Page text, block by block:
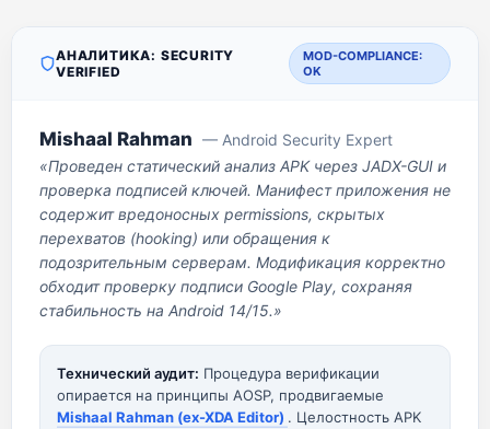
АНАЛИТИКА: SECURITY
VERIFIED
MOD-COMPLIANCE:
OK
Mishaal Rahman — Android Security Expert
«Проведен статический анализ APK через JADX-GUI и
проверка подписей ключей. Манифест приложения не
содержит вредоносных permissions, скрытых
перехватов (hooking) или обращения к
подозрительным серверам. Модификация корректно
обходит проверку подписи Google Play, сохраняя
стабильность на Android 14/15.»
Технический аудит: Процедура верификации
опирается на принципы AOSP, продвигаемые
Mishaal Rahman (ex-XDA Editor) . Целостность APK